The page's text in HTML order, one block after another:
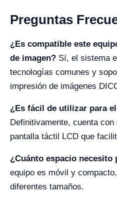
Preguntas
¿Es compatible este
de imagen? Sí, el sistema
tecnologías comunes y
impresión de imágenes
¿Es fácil de utilizar para
Definitivamente, cuenta
pantalla táctil LCD que
¿Cuánto espacio necesito
equipo es móvil y
diferentes tamaños.